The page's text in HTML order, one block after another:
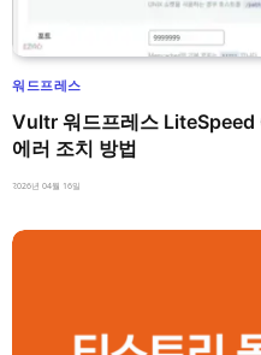
워드프레스
Vultr 워드프레스 LiteSpeed
에러 조치 방법
2026년 04월 16일